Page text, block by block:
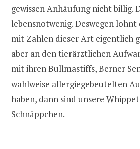
gewissen Anhäufung nicht billig.
lebensnotwenig. Deswegen
mit Zahlen dieser Art eigentlich
aber an den tierärztlichen
mit ihren Bullmastiffs, Berner
wahlweise allergiegebeutelten
haben, dann sind unsere
Schnäppchen.